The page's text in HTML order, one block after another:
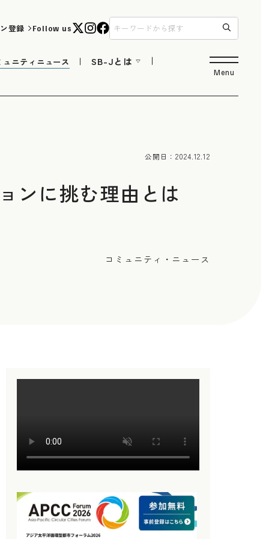
登録 Follow us
ュニティニュース SB-Jとは
Menu
公開日：2024.12.12
ンに挑む理由とは
コミュニティ・ニュース